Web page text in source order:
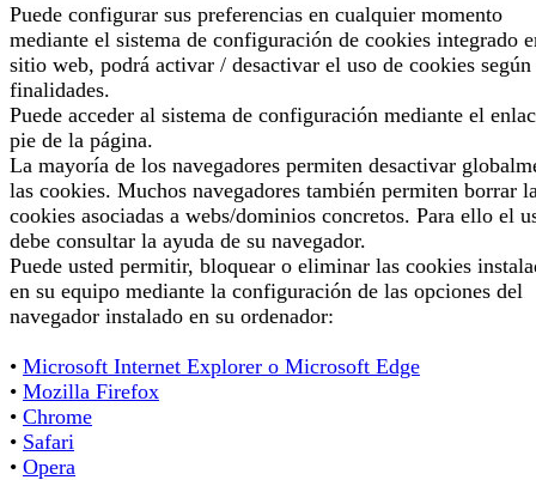
Puede configurar sus preferencias en cualquier momento
mediante el sistema de configuración de cookies integrado
sitio web, podrá activar / desactivar el uso de cookies según
finalidades.
Puede acceder al sistema de configuración mediante el
pie de la página.
La mayoría de los navegadores permiten desactivar
las cookies. Muchos navegadores también permiten borrar
cookies asociadas a webs/dominios concretos. Para ello el
debe consultar la ayuda de su navegador.
Puede usted permitir, bloquear o eliminar las cookies
en su equipo mediante la configuración de las opciones del
navegador instalado en su ordenador:
• Microsoft Internet Explorer o Microsoft Edge
• Mozilla Firefox
• Chrome
• Safari
• Opera